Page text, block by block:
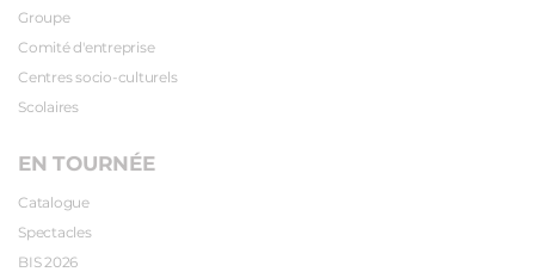
Groupe
Comité d'entreprise
Centres socio-culturels
Scolaires
EN TOURNÉE
Catalogue
Spectacles
BIS 2026